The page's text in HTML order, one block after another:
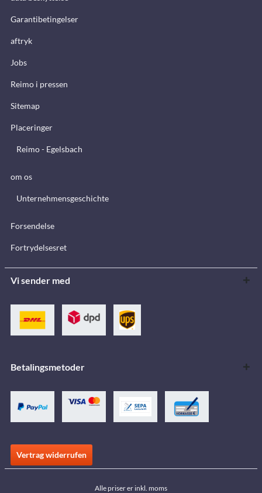
Garantibetingelser
aftryk
Jobs
Reimo i pressen
Sitemap
Placeringer
Reimo - Egelsbach
om os
Unternehmensgeschichte
Forsendelse
Fortrydelsesret
Vi sender med
Betalingsmetoder
Vertrag widerrufen
Alle priser er inkl. moms